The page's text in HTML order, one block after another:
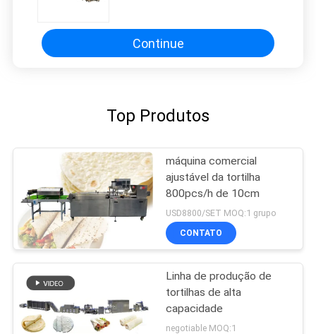
Continue
Top Produtos
máquina comercial
ajustável da tortilha
800pcs/h de 10cm
USD8800/SET MOQ:1 grupo
CONTATO
Linha de produção de
tortilhas de alta
capacidade
negotiable MOQ:1